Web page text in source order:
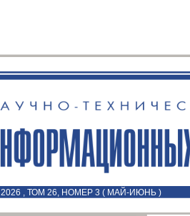
2026 , ТОМ 26, НОМЕР 3 ( МАЙ-ИЮНЬ )